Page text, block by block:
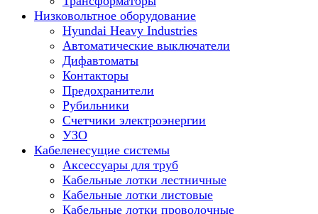
Низковольтное оборудование
Hyundai Heavy Industries
Автоматические выключатели
Дифавтоматы
Контакторы
Предохранители
Рубильники
Счетчики электроэнергии
УЗО
Кабеленесущие системы
Аксессуары для труб
Кабельные лотки лестничные
Кабельные лотки листовые
Кабельные лотки проволочные